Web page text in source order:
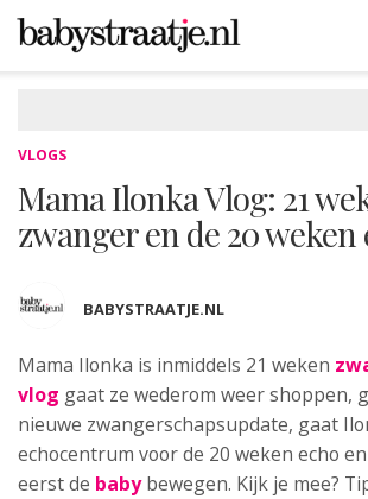
VLOGS
Mama Ilonka Vlog: 21
zwanger en de 20 weken
BABYSTRAATJE.NL
Mama Ilonka is inmiddels 21 weken
vlog gaat ze wederom weer shoppen,
nieuwe zwangerschapsupdate, gaat
echocentrum voor de 20 weken echo
eerst de babybewegen. Kijk je mee?